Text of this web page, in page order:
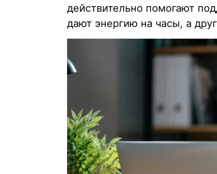
действительно помогают
дают энергию на часы, а